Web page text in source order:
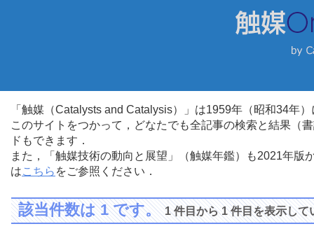
「触媒（Catalysts and Catalysis）」は1959年（昭和34年
このサイトをつかって，どなたでも全記事の検索と結果（
ドもできます．
また，「触媒技術の動向と展望」（触媒年鑑）も2021年
はこちら をご参照ください．
該当件数は 1 です。1 件目から 1 件目を表示して